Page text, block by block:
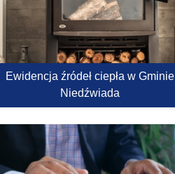
Ewidencja źródeł ciepła w Gminie
Niedźwiada